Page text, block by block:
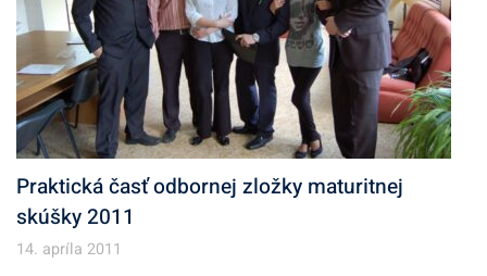
Praktická časť odbornej zložky maturitnej
skúšky 2011
14. apríla 2011